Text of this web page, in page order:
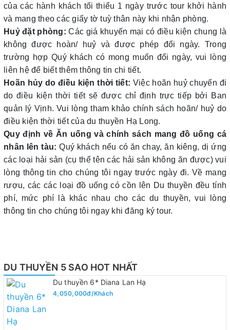
của các hành khách tối thiểu 1 ngày trước tour khởi hành
và mang theo các giấy tờ tuỳ thân này khi nhận phòng.
Huỷ đặt phòng: Các giá khuyến mại có điều kiện chung là
không được hoàn/ huỷ và được phép đổi ngày. Trong
trường hợp Quý khách có mong muốn đổi ngày, vui lòng
liên hệ để biết thêm thông tin chi tiết.
Hoãn hủy do điều kiện thời tiết: Việc hoãn huỷ chuyến đi
do điều kiện thời tiết sẽ được chỉ định trực tiếp bởi Ban
quản lý Vịnh. Vui lòng tham khảo chính sách hoãn/ huỷ do
điều kiện thời tiết của du thuyền Hạ Long.
Quy định về Ăn uống và chính sách mang đồ uống cá
nhân lên tàu: Quý khách nếu có ăn chay, ăn kiêng, dị ứng
các loại hải sản (cụ thể tên các hải sản không ăn được) vui
lòng thông tin cho chúng tôi ngay trước ngày đi. Về mang
rượu, các các loại đồ uống có cồn lên Du thuyền đều tính
phí, mức phí là khác nhau cho các du thuyền, vui lòng
thông tin cho chúng tôi ngay khi đăng ký tour.
DU THUYỀN 5 SAO HOT NHẤT
Du thuyền 6* Diana Lan Hạ
4,050,000đ/Khách